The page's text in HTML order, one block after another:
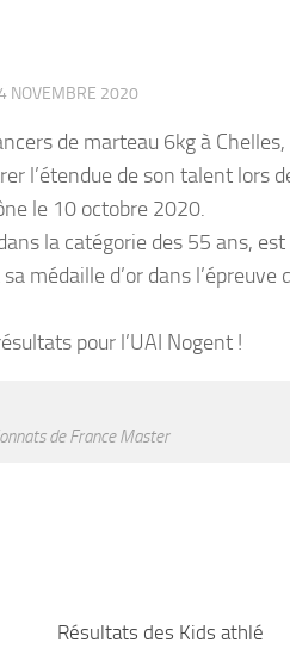
NOVEMBRE 2020
de marteau 6kg à Chelles,
l’étendue de son talent lors
le 10 octobre 2020.
la catégorie des 55 ans, est
médaille d’or dans l’épreuve
pour l’UAI Nogent !
de France Master
Résultats des Kids athlé